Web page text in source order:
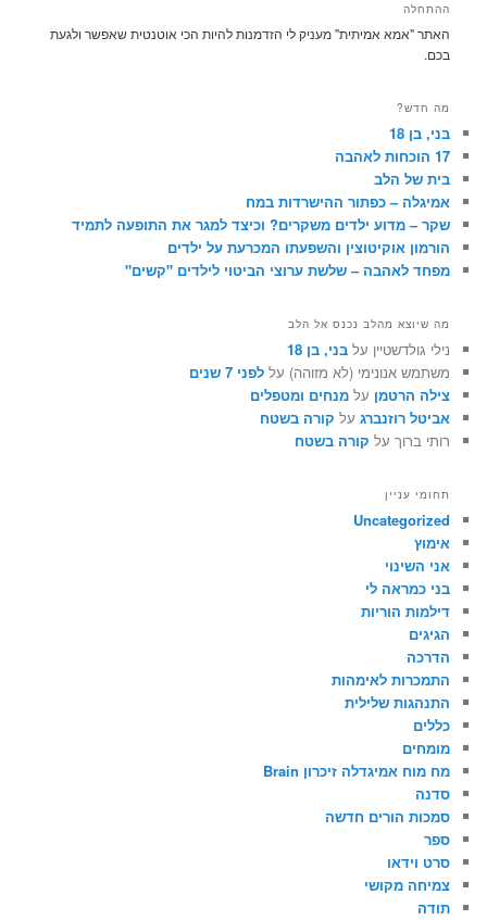
ההתחלה
האתר "אמא אמיתית" מעניק לי הזדמנות להיות הכי אוטנטית שאפשר ולגעת
בכם.
מה חדש?
בּני, בן 18
17 הוכחות לאהבה
בית של הלב
אמיגלה – כפתור ההישרדות במח
שקר – מדוע ילדים משקרים? וכיצד למגר את התופעה לתמיד
הורמון אוקיטוצין והשפעתו המכרעת על ילדים
מפחד לאהבה – שלשת ערוצי הביטוי לילדים "קשים"
מה שיוצא מהלב נכנס אל הלב
נילי גולדשטיין עלבּני, בן 18
משתמש אנונימי (לא מזוהה) עללפני 7 שנים
צילה הרטמןעלמנחים ומטפלים
אביטל רוזנברגעלקורה בשטח
רותי ברוך עלקורה בשטח
תחומי עניין
Uncategorized
אימוץ
אני השינוי
בני כמראה לי
דילמות הוריות
הגיגים
הדרכה
התמכרות לאימהות
התנהגות שלילית
כללים
מומחים
מח מוח אמיגדלה זיכרון Brain
סדנה
סמכות הורים חדשה
ספר
סרט וידאו
צמיחה מקושי
תודה